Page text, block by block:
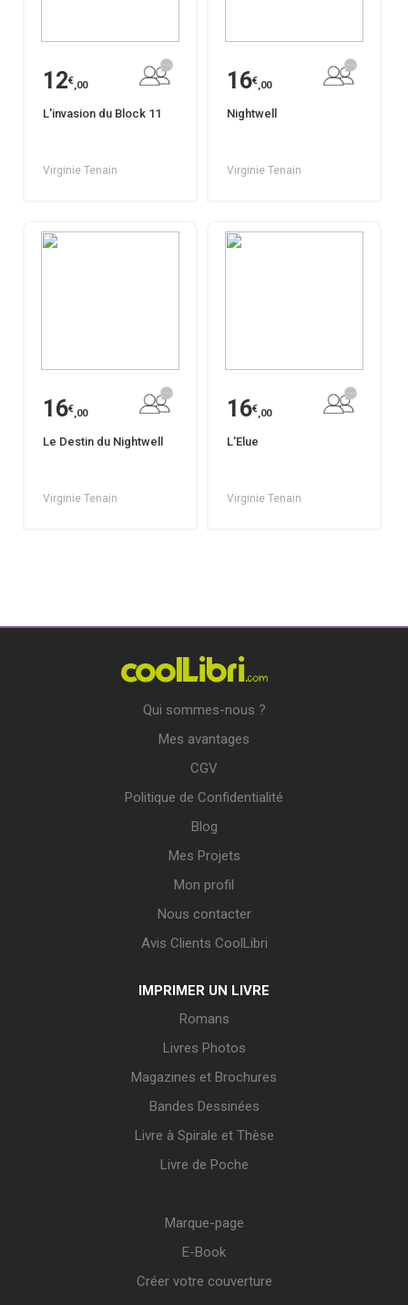
12€,00
L'invasion du Block 11
Virginie Tenain
16€,00
Nightwell
Virginie Tenain
16€,00
Le Destin du Nightwell
Virginie Tenain
16€,00
L'Elue
Virginie Tenain
Qui sommes-nous ?
Mes avantages
CGV
Politique de Confidentialité
Blog
Mes Projets
Mon profil
Nous contacter
Avis Clients CoolLibri
IMPRIMER UN LIVRE
Romans
Livres Photos
Magazines et Brochures
Bandes Dessinées
Livre à Spirale et Thèse
Livre de Poche
Marque-page
E-Book
Créer votre couverture